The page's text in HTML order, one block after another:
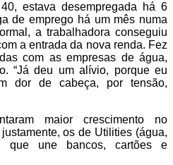
estava desempregada há 6
de emprego há um mês numa
a trabalhadora conseguiu
a entrada da nova renda. Fez
com as empresas de água,
“Já deu um alívio, porque eu
dor de cabeça, por tensão,
maior crescimento no
os de Utilities (água,
que une bancos, cartões e